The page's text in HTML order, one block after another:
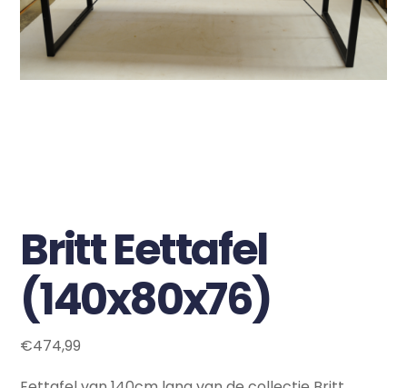
Britt Eettafel
(140x80x76)
€474,99